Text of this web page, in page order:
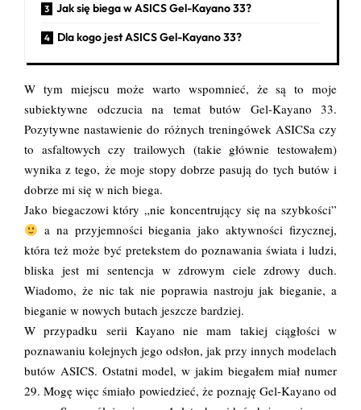
Jak się biega w ASICS Gel-Kayano 33?
Dla kogo jest ASICS Gel-Kayano 33?
W tym miejscu może warto wspomnieć, że są to moje
subiektywne odczucia na temat butów Gel-Kayano 33.
Pozytywne nastawienie do różnych treningówek ASICSa czy
to asfaltowych czy trailowych (takie głównie testowałem)
wynika z tego, że moje stopy dobrze pasują do tych butów i
dobrze mi się w nich biega.
Jako biegaczowi który „nie koncentrujący się na szybkości”
a na przyjemności biegania jako aktywności fizycznej,
która też może być pretekstem do poznawania świata i ludzi,
bliska jest mi sentencja w zdrowym ciele zdrowy duch.
Wiadomo, że nic tak nie poprawia nastroju jak bieganie, a
bieganie w nowych butach jeszcze bardziej.
W przypadku serii Kayano nie mam takiej ciągłości w
poznawaniu kolejnych jego odsłon, jak przy innych modelach
butów ASICS. Ostatni model, w jakim biegałem miał numer
29. Mogę więc śmiało powiedzieć, że poznaję Gel-Kayano od